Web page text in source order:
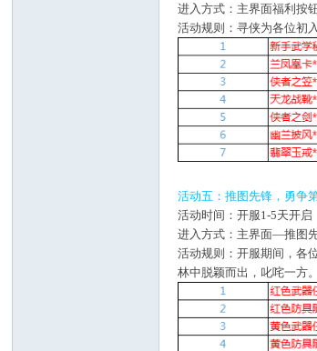
进入方式：主界面福利按
活动规则：寻侠为各位初
活动五：推图先锋，勇争
活动时间：开服1-5天开启
进入方式：主界面—推图
活动规则：开服期间，各
林中脱颖而出，叱咤一方。